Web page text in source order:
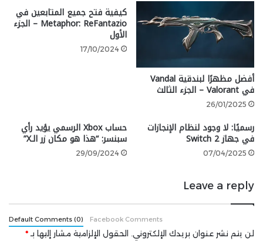
وأنواع جديدة من الزومبي المميزين. لكن اللعبة بشكل عام
قدمت تجربة أكثر إحكامًا واتساعًا مقارنة بسابقتها.
أحد أبرز التحسينات كان على الذكاء الاصطناعي الخاص
باللعبة، الذي حصل على تحديث كبير. لم تعد التغييرات
تقتصر على مواقع الأعداء والأسلحة في كل مرة تعيد اللعب،
بل أصبحت المواقع نفسها قابلة للتغيير، بما في ذلك
الطقس، والإضاءة، وحتى تصميم الخرائط.
لذلك، حتى بعد 15 عامًا، لا زالت Left 4 Dead 2 تجذب حوالي
20,000 لاعب شهريًّا، مما يثبت أنها لم تُهزم بعد عندما
2011 – Gears of War 3
أفضل مظهرًا لبندقية Vandal
في Valorant – الجزء الثالث
26/01/2025
كيفية فتح جميع المتابعين في
Metaphor: ReFantazio – الجزء
الأول
17/10/2024
رسميًا: لا وجود لنظام الإنجازات
في جهاز Switch 2
07/04/2025
حساب Xbox الرسمي يؤيد رأي
سبنسر: “هذا هو مكان زر الـX”
29/09/2024
Leave a reply
Default Comments (0) Facebook Comments
لن يتم نشر عنوان بريدك الإلكتروني. الحقول الإلزامية مشار إليها بـ*